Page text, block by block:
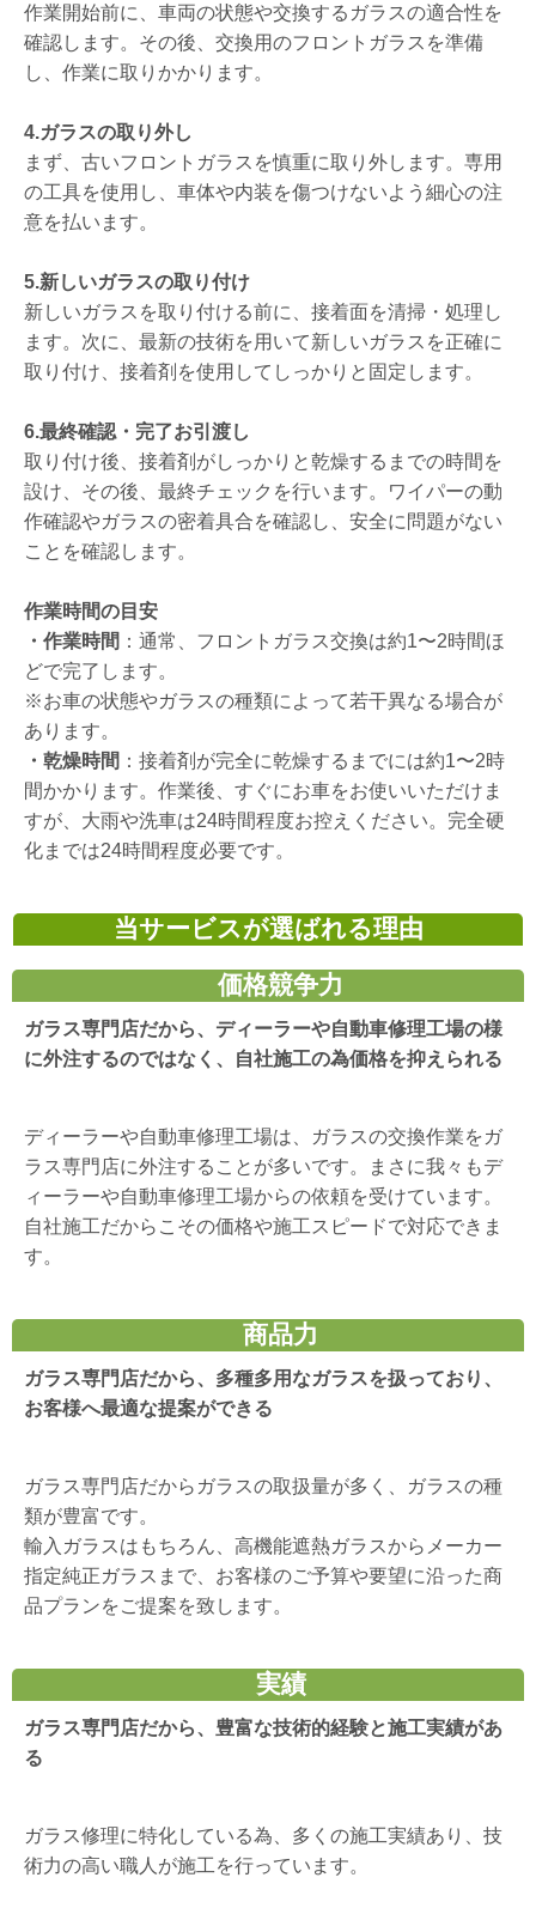
作業開始前に、車両の状態や交換するガラスの適合性を
確認します。その後、交換用のフロントガラスを準備
し、作業に取りかかります。
4.ガラスの取り外し
まず、古いフロントガラスを慎重に取り外します。専用
の工具を使用し、車体や内装を傷つけないよう細心の注
意を払います。
5.新しいガラスの取り付け
新しいガラスを取り付ける前に、接着面を清掃・処理し
ます。次に、最新の技術を用いて新しいガラスを正確に
取り付け、接着剤を使用してしっかりと固定します。
6.最終確認・完了お引渡し
取り付け後、接着剤がしっかりと乾燥するまでの時間を
設け、その後、最終チェックを行います。ワイパーの動
作確認やガラスの密着具合を確認し、安全に問題がない
ことを確認します。
作業時間の目安
・作業時間 ：通常、フロントガラス交換は約1〜2時間ほ
どで完了します。
※お車の状態やガラスの種類によって若干異なる場合が
あります。
・乾燥時間 ：接着剤が完全に乾燥するまでには約1〜2時
間かかります。作業後、すぐにお車をお使いいただけま
すが、大雨や洗車は24時間程度お控えください。完全硬
化までは24時間程度必要です。
当サービスが選ばれる理由
価格競争力
ガラス専門店だから、ディーラーや自動車修理工場の様
に外注するのではなく、自社施工の為価格を抑えられる
ディーラーや自動車修理工場は、ガラスの交換作業をガ
ラス専門店に外注することが多いです。まさに我々もデ
ィーラーや自動車修理工場からの依頼を受けています。
自社施工だからこその価格や施工スピードで対応できま
す。
商品力
ガラス専門店だから、多種多用なガラスを扱っており、
お客様へ最適な提案ができる
ガラス専門店だからガラスの取扱量が多く、ガラスの種
類が豊富です。
輸入ガラスはもちろん、高機能遮熱ガラスからメーカー
指定純正ガラスまで、お客様のご予算や要望に沿った商
品プランをご提案を致します。
実績
ガラス専門店だから、豊富な技術的経験と施工実績があ
る
ガラス修理に特化している為、多くの施工実績あり、技
術力の高い職人が施工を行っています。